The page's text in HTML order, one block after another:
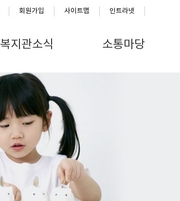
회원가입 사이트맵 인트라넷
복지관소식 소통마당